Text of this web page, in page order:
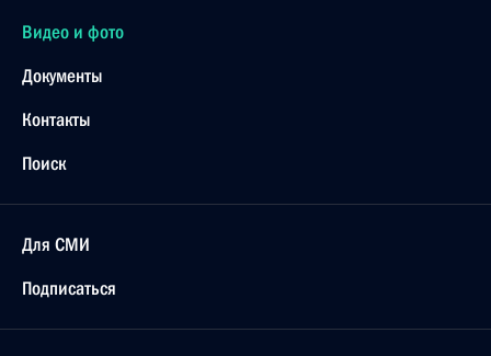
Видео и фото
Документы
Контакты
Поиск
Для СМИ
Подписаться